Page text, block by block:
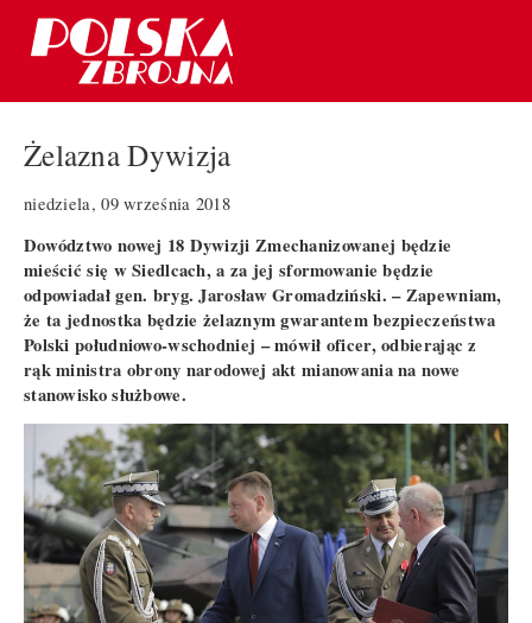
Żelazna Dywizja
niedziela, 09 września 2018
Dowództwo nowej 18 Dywizji Zmechanizowanej będzie
mieścić się w Siedlcach, a za jej sformowanie będzie
odpowiadał gen. bryg. Jarosław Gromadziński. – Zapewniam,
że ta jednostka będzie żelaznym gwarantem bezpieczeństwa
Polski południowo-wschodniej – mówił oficer, odbierając z
rąk ministra obrony narodowej akt mianowania na nowe
stanowisko służbowe.